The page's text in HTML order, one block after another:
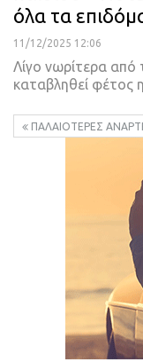
όλα τα
11/12/2025 12:06
Λίγο νωρίτερα από
καταβληθεί φέτος
ΠΑΛΑΙΌΤΕΡΕΣ